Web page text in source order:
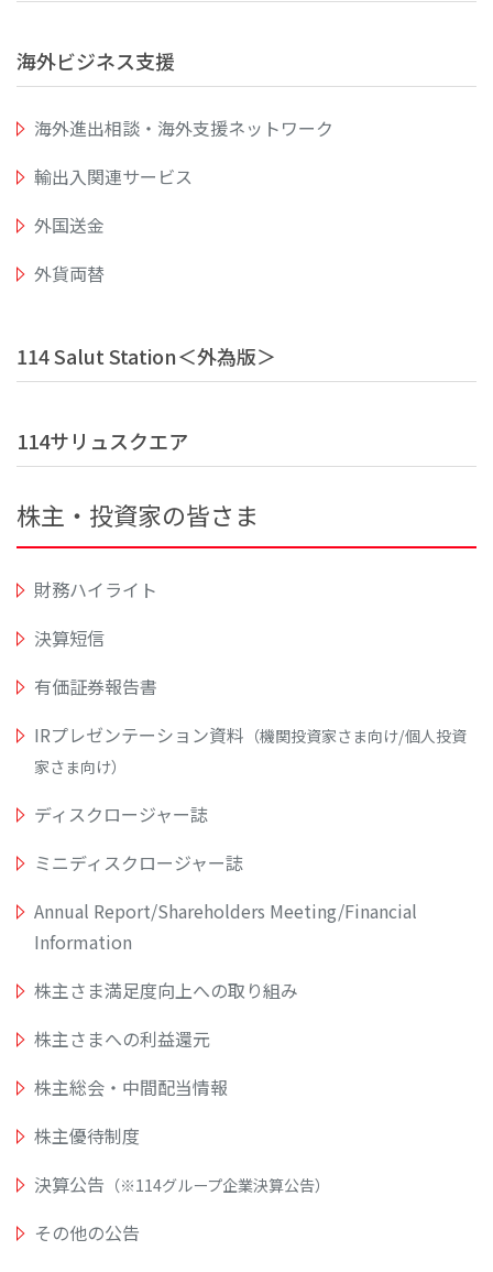
海外ビジネス支援
海外進出相談・海外支援ネットワーク
輸出入関連サービス
外国送金
外貨両替
114 Salut Station＜外為版＞
114サリュスクエア
株主・投資家の皆さま
財務ハイライト
決算短信
有価証券報告書
IRプレゼンテーション資料 （機関投資家さま向け/個人投資
家さま向け）
ディスクロージャー誌
ミニディスクロージャー誌
Annual Report/Shareholders Meeting/Financial
Information
株主さま満足度向上への取り組み
株主さまへの利益還元
株主総会・中間配当情報
株主優待制度
決算公告 （※114グループ企業決算公告）
その他の公告